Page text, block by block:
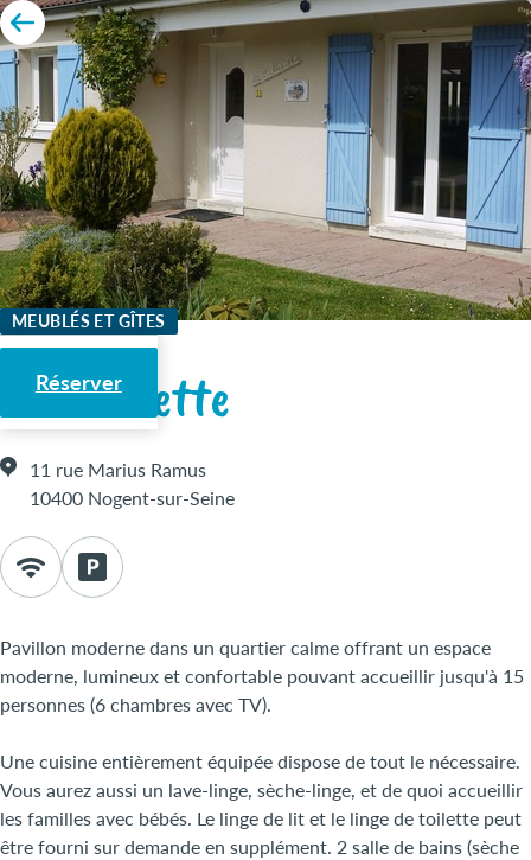
MEUBLÉS ET GÎTES
Réserver
La Galinette
11 rue Marius Ramus
10400 Nogent-sur-Seine
Pavillon moderne dans un quartier calme offrant un espace
moderne, lumineux et confortable pouvant accueillir jusqu'à 15
personnes (6 chambres avec TV).
Une cuisine entièrement équipée dispose de tout le nécessaire.
Vous aurez aussi un lave-linge, sèche-linge, et de quoi accueillir
les familles avec bébés. Le linge de lit et le linge de toilette peut
être fourni sur demande en supplément. 2 salle de bains (sèche